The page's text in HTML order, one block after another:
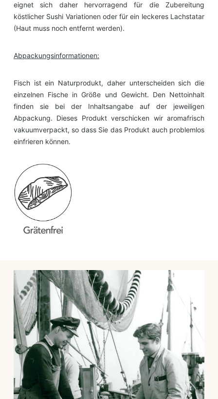
eignet sich daher hervorragend für die Zubereitung
köstlicher Sushi Variationen oder für ein leckeres Lachstatar
(Haut muss noch entfernt werden).
Abpackungsinformationen:
Fisch ist ein Naturprodukt, daher unterscheiden sich die
einzelnen Fische in Größe und Gewicht. Den Nettoinhalt
finden sie bei der Inhaltsangabe auf der jeweiligen
Abpackung. Dieses Produkt verschicken wir aromafrisch
vakuumverpackt, so dass Sie das Produkt auch problemlos
einfrieren können.